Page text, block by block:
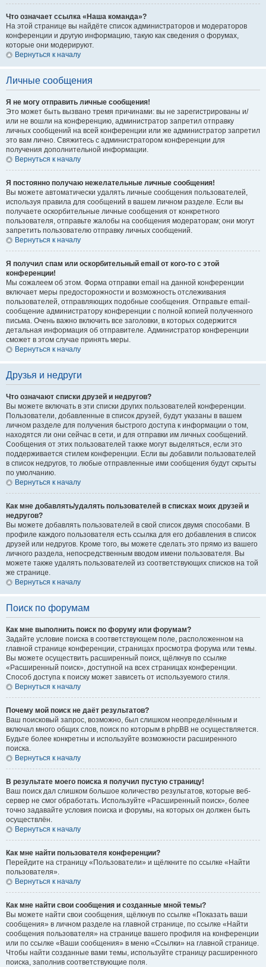
Что означает ссылка «Наша команда»?
На этой странице вы найдёте список администраторов и модераторов
конференции и другую информацию, такую как сведения о форумах,
которые они модерируют.
Вернуться к началу
Личные сообщения
Я не могу отправить личные сообщения!
Это может быть вызвано тремя причинами: вы не зарегистрированы и/
или не вошли на конференцию, администратор запретил отправку
личных сообщений на всей конференции или же администратор запретил
это вам лично. Свяжитесь с администратором конференции для
получения дополнительной информации.
Вернуться к началу
Я постоянно получаю нежелательные личные сообщения!
Вы можете автоматически удалять личные сообщения пользователей,
используя правила для сообщений в вашем личном разделе. Если вы
получаете оскорбительные личные сообщения от конкретного
пользователя, отправьте жалобы на сообщения модераторам; они могут
запретить пользователю отправку личных сообщений.
Вернуться к началу
Я получил спам или оскорбительный email от кого-то с этой
конференции!
Мы сожалеем об этом. Форма отправки email на данной конференции
включает меры предосторожности и возможность отслеживания
пользователей, отправляющих подобные сообщения. Отправьте email-
сообщение администратору конференции с полной копией полученного
письма. Очень важно включить все заголовки, в которых содержится
детальная информация об отправителе. Администратор конференции
сможет в этом случае принять меры.
Вернуться к началу
Друзья и недруги
Что означают списки друзей и недругов?
Вы можете включать в эти списки других пользователей конференции.
Пользователи, добавленные в список друзей, будут указаны в вашем
личном разделе для получения быстрого доступа к информации о том,
находятся ли они сейчас в сети, и для отправки им личных сообщений.
Сообщения от этих пользователей также могут выделяться, если это
поддерживается стилем конференции. Если вы добавили пользователей
в список недругов, то любые отправленные ими сообщения будут скрыты
по умолчанию.
Вернуться к началу
Как мне добавлять/удалять пользователей в списках моих друзей и
недругов?
Вы можете добавлять пользователей в свой список двумя способами. В
профиле каждого пользователя есть ссылка для его добавления в список
друзей или недругов. Кроме того, вы можете сделать это прямо из вашего
личного раздела, непосредственным вводом имени пользователя. Вы
можете также удалять пользователей из соответствующих списков на той
же странице.
Вернуться к началу
Поиск по форумам
Как мне выполнить поиск по форуму или форумам?
Задайте условие поиска в соответствующем поле, расположенном на
главной странице конференции, страницах просмотра форума или темы.
Вы можете осуществить расширенный поиск, щёлкнув по ссылке
«Расширенный поиск», доступной на всех страницах конференции.
Способ доступа к поиску может зависеть от используемого стиля.
Вернуться к началу
Почему мой поиск не даёт результатов?
Ваш поисковый запрос, возможно, был слишком неопределённым и
включал много общих слов, поиск по которым в phpBB не осуществляется.
Будьте более конкретны и используйте возможности расширенного
поиска.
Вернуться к началу
В результате моего поиска я получил пустую страницу!
Ваш поиск дал слишком большое количество результатов, которые веб-
сервер не смог обработать. Используйте «Расширенный поиск», более
точно задавайте условия поиска и форумы, на которых он должен быть
осуществлён.
Вернуться к началу
Как мне найти пользователя конференции?
Перейдите на страницу «Пользователи» и щёлкните по ссылке «Найти
пользователя».
Вернуться к началу
Как мне найти свои сообщения и созданные мной темы?
Вы можете найти свои сообщения, щёлкнув по ссылке «Показать ваши
сообщения» в личном разделе на главной странице, по ссылке «Найти
сообщения пользователя» на странице вашего профиля на конференции
или по ссылке «Ваши сообщения» в меню «Ссылки» на главной странице.
Чтобы найти созданные вами темы, используйте страницу расширенного
поиска, заполнив соответствующие поля.